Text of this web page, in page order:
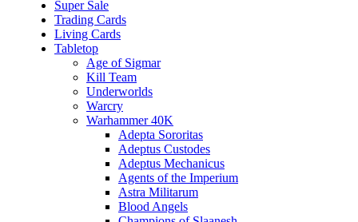
Super Sale
Trading Cards
Living Cards
Tabletop
Age of Sigmar
Kill Team
Underworlds
Warcry
Warhammer 40K
Adepta Sororitas
Adeptus Custodes
Adeptus Mechanicus
Agents of the Imperium
Astra Militarum
Blood Angels